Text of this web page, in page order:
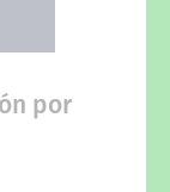
por